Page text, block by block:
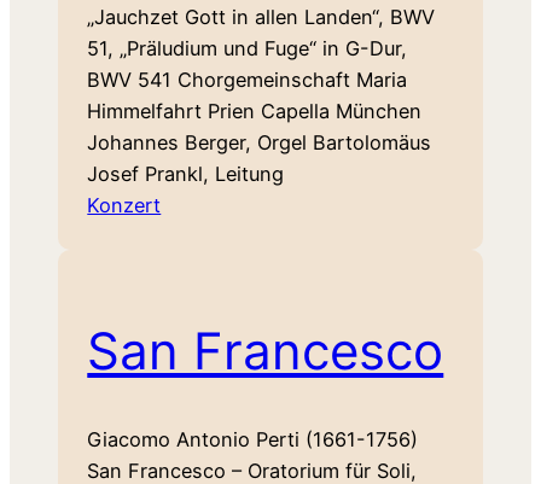
„Jauchzet Gott in allen Landen“, BWV
51, „Präludium und Fuge“ in G-Dur,
BWV 541 Chorgemeinschaft Maria
Himmelfahrt Prien Capella München
Johannes Berger, Orgel Bartolomäus
Josef Prankl, Leitung
Konzert
San Francesco
Giacomo Antonio Perti (1661-1756)
San Francesco – Oratorium für Soli,